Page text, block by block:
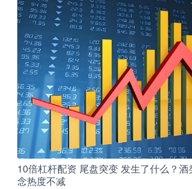
10倍杠杆配资 尾盘突变 发生了什么？
念热度不减